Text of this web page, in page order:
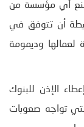
أي مؤسسة من
أن تتوفق في
لعمالها وديمومة
الإذن للبنوك
تواجه صعوبات